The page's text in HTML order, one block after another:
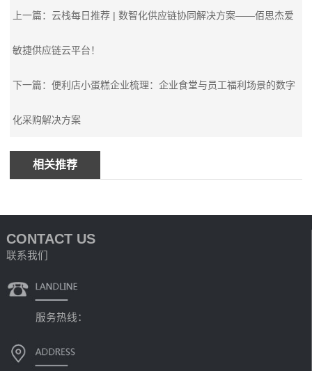
上一篇：云栈每日推荐 | 数智化供应链协同解决方案——佰思杰爱
敏捷供应链云平台！
下一篇：便利店小蛋糕企业梳理：企业食堂与员工福利场景的数字
化采购解决方案
相关推荐
CONTACT US
联系我们
服务热线：